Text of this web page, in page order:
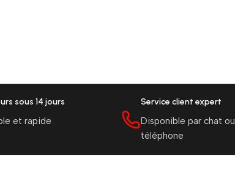
sous 14 jours
et rapide
Service client expert
Disponible par chat ou
téléphone